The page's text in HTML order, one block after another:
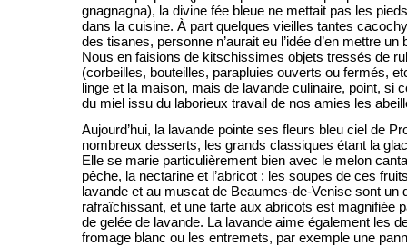
gnagnagna), la divine fée bleue ne mettait pas les
dans la cuisine. À part quelques vieilles tantes
des tisanes, personne n’aurait eu l’idée d’en mettre
Nous en faisions de kitschissimes objets tressés de
(corbeilles, bouteilles, parapluies ouverts ou fermés,
linge et la maison, mais de lavande culinaire, point, si
du miel issu du laborieux travail de nos amies les
Aujourd’hui, la lavande pointe ses fleurs bleu ciel de
nombreux desserts, les grands classiques étant la
Elle se marie particulièrement bien avec le melon
pêche, la nectarine et l’abricot : les soupes de ces
lavande et au muscat de Beaumes-de-Venise sont un
rafraîchissant, et une tarte aux abricots est magnifiée
de gelée de lavande. La lavande aime également les
fromage blanc ou les entremets, par exemple une